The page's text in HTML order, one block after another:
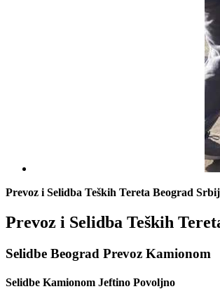
Prevoz i Selidba Teških Tereta Beograd
Prevoz i Selidba Teških
Selidbe Beograd Prevoz Kamionom
Selidbe Kamionom Jeftino Povoljno